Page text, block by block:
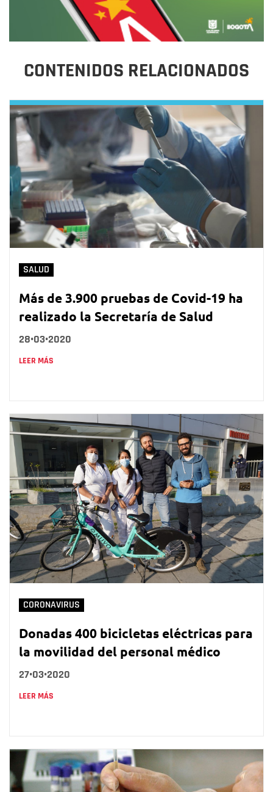
CONTENIDOS RELACIONADOS
SALUD
Más de 3.900 pruebas de Covid-19 ha
realizado la Secretaría de Salud
28•03•2020
LEER MÁS
CORONAVIRUS
Donadas 400 bicicletas eléctricas para
la movilidad del personal médico
27•03•2020
LEER MÁS